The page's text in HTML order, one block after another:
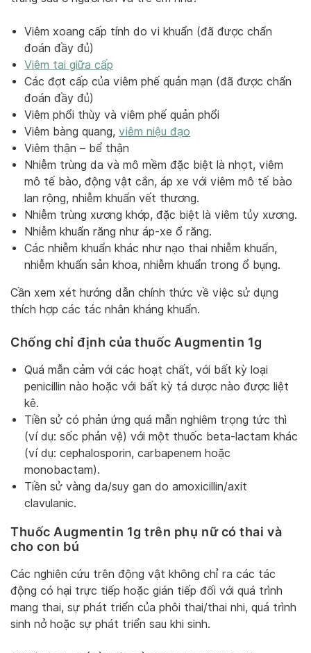
Viêm xoang cấp tính do vi khuẩn (đã được chẩn
đoán đầy đủ)
Viêm tai giữa cấp
Các đợt cấp của viêm phế quản mạn (đã được chẩn
đoán đầy đủ)
Viêm phổi thùy và viêm phế quản phổi
Viêm bàng quang, viêm niệu đạo
Viêm thận – bể thận
Nhiễm trùng da và mô mềm đặc biệt là nhọt, viêm
mô tế bào, động vật cắn, áp xe với viêm mô tế bào
lan rộng, nhiễm khuẩn vết thương.
Nhiễm trùng xương khớp, đặc biệt là viêm tủy xương.
Nhiễm khuẩn răng như áp-xe ổ răng.
Các nhiễm khuẩn khác như nạo thai nhiễm khuẩn,
nhiễm khuẩn sản khoa, nhiễm khuẩn trong ổ bụng.
Cần xem xét hướng dẫn chính thức về việc sử dụng
thích hợp các tác nhân kháng khuẩn.
Chống chỉ định của thuốc Augmentin 1g
Quá mẫn cảm với các hoạt chất, với bất kỳ loại
penicillin nào hoặc với bất kỳ tá dược nào được liệt
kê.
Tiền sử có phản ứng quá mẫn nghiêm trọng tức thì
(ví dụ: sốc phản vệ) với một thuốc beta-lactam khác
(ví dụ: cephalosporin, carbapenem hoặc
monobactam).
Tiền sử vàng da/suy gan do amoxicillin/axit
clavulanic.
Thuốc Augmentin 1g trên phụ nữ có thai và
cho con bú
Các nghiên cứu trên động vật không chỉ ra các tác
động có hại trực tiếp hoặc gián tiếp đối với quá trình
mang thai, sự phát triển của phôi thai/thai nhi, quá trình
sinh nở hoặc sự phát triển sau khi sinh.